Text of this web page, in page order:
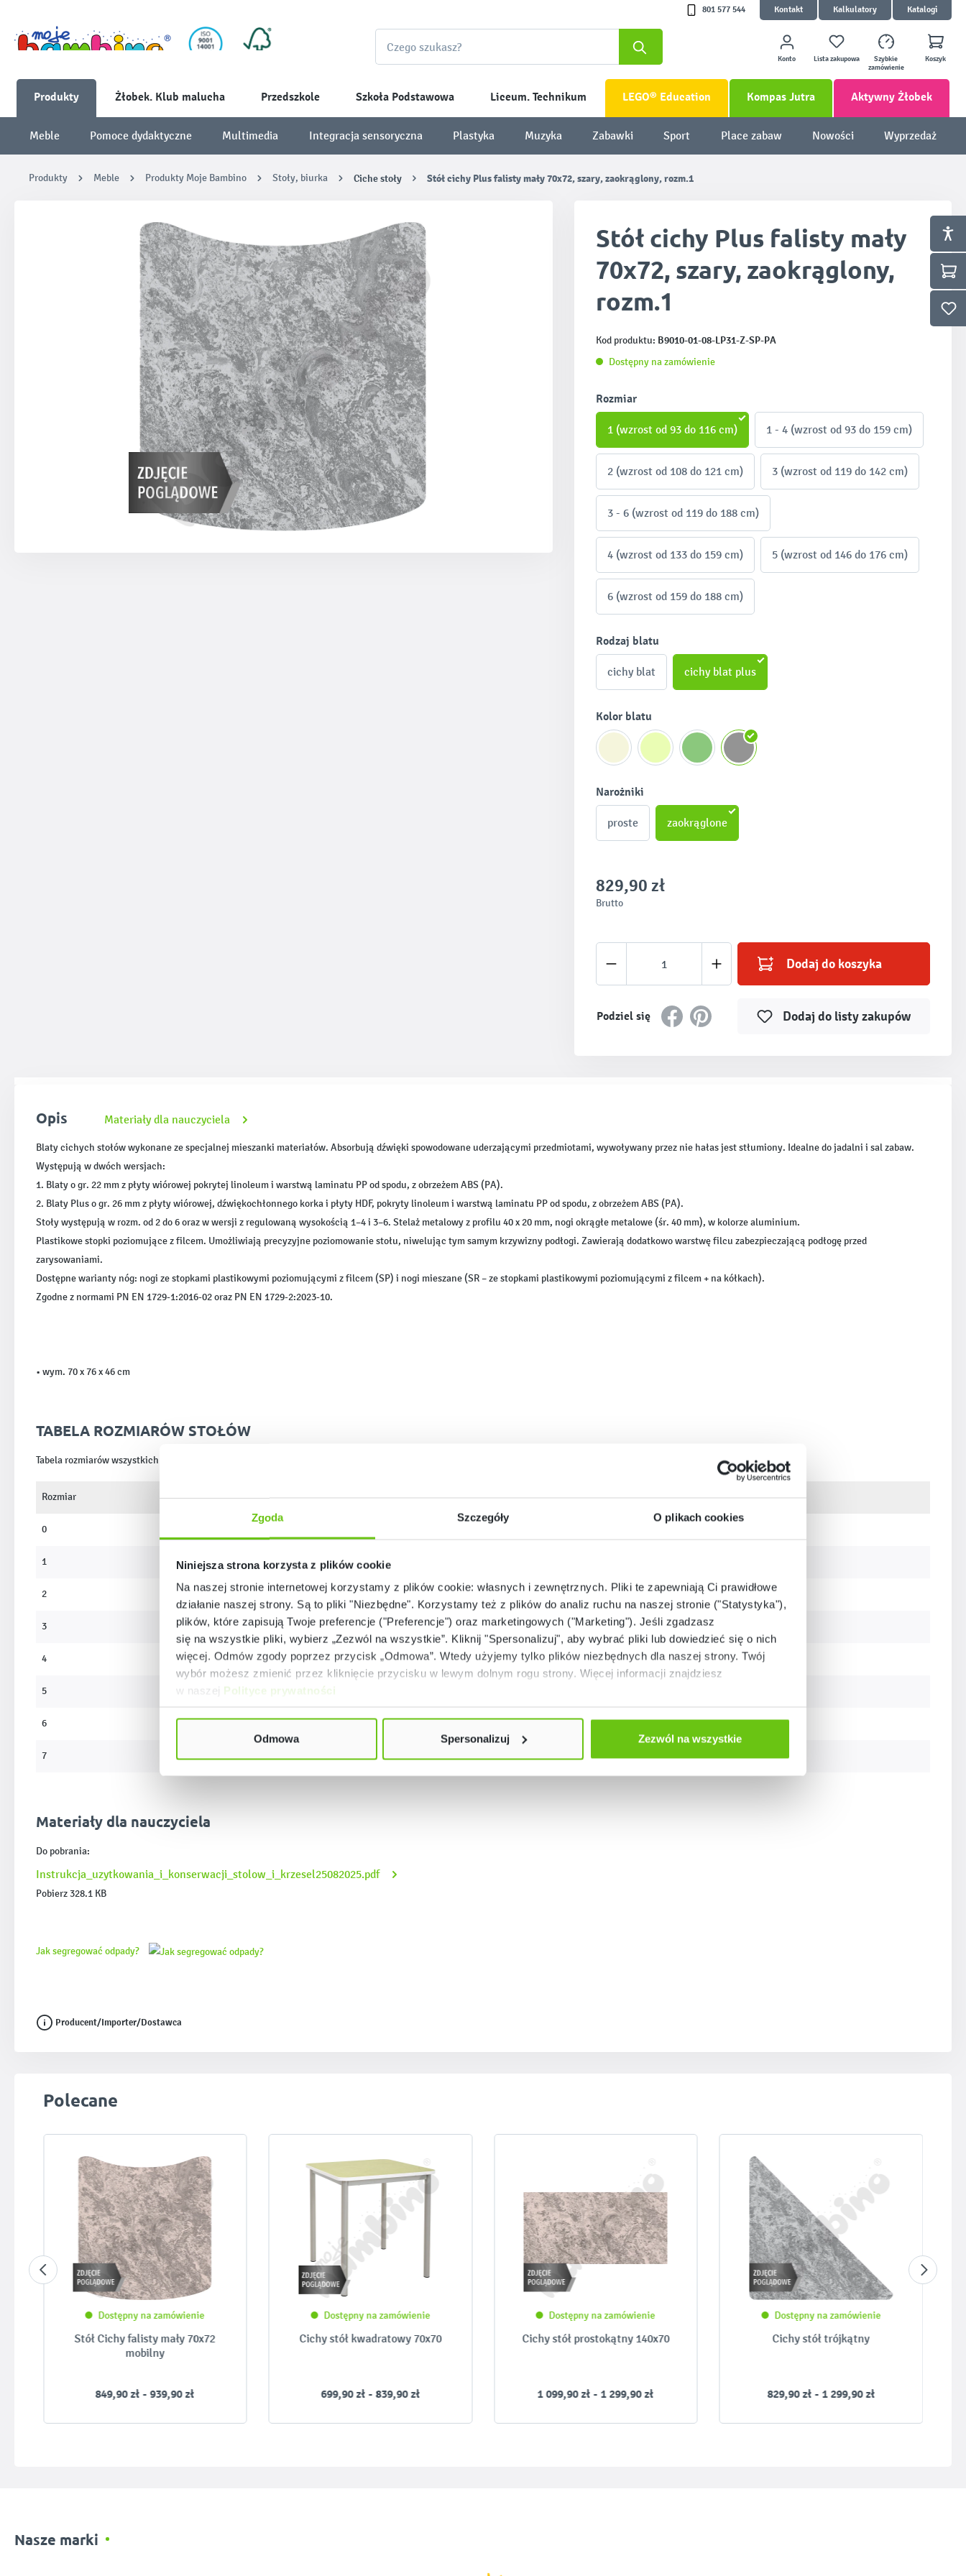
Zgoda Szczegóły O plikach cookies
Niniejsza strona korzysta z plików cookie
Na naszej stronie internetowej korzystamy z plików cookie: własnych i zewnętrznych. Pliki te zapewniają Ci prawidłowe
działanie naszej strony. Są to pliki "Niezbędne". Korzystamy też z plików do analiz ruchu na naszej stronie ("Statystyka"),
plików, które zapisują Twoje preferencje ("Preferencje") oraz marketingowych ("Marketing"). Jeśli zgadzasz
się na wszystkie pliki, wybierz „Zezwól na wszystkie”. Kliknij "Spersonalizuj", aby wybrać pliki lub dowiedzieć się o nich
więcej. Odmów zgody poprzez przycisk „Odmowa”. Wtedy użyjemy tylko plików niezbędnych dla naszej strony. Twój
wybór możesz zmienić przez kliknięcie przycisku w lewym dolnym rogu strony. Więcej informacji znajdziesz
w naszej Polityce prywatności
Odmowa Spersonalizuj Zezwól na wszystkie
801 577 544 Kontakt Kalkulatory Katalogi
Konto Lista zakupowa
Szybkie
zamówienie
Koszyk
Produkty Żłobek. Klub malucha Przedszkole Szkoła Podstawowa Liceum. Technikum LEGO® Education Kompas Jutra Aktywny Żłobek
Meble Pomoce dydaktyczne Multimedia Integracja sensoryczna Plastyka Muzyka Zabawki Sport Place zabaw Nowości Wyprzedaż
Produkty Meble Produkty Moje Bambino Stoły, biurka Ciche stoły Stół cichy Plus falisty mały 70x72, szary, zaokrąglony, rozm.1
Stół cichy Plus falisty mały
70x72, szary, zaokrąglony,
rozm.1
Kod produktu: B9010-01-08-LP31-Z-SP-PA
Dostępny na zamówienie
Wybierz
Rozmiar
1 (wzrost od 93 do 116 cm) 1 - 4 (wzrost od 93 do 159 cm)
2 (wzrost od 108 do 121 cm) 3 (wzrost od 119 do 142 cm)
3 - 6 (wzrost od 119 do 188 cm)
4 (wzrost od 133 do 159 cm) 5 (wzrost od 146 do 176 cm)
6 (wzrost od 159 do 188 cm)
Wybierz
Rodzaj blatu
cichy blat cichy blat plus
Wybierz
Kolor blatu
Wybierz
Narożniki
proste zaokrąglone
829,90 zł
Brutto
Ilość produktu: Wprowadź żądaną ilość lub użyj
Dodaj do koszyka
Podziel się Dodaj do listy zakupów
Opis Materiały dla nauczyciela
Blaty cichych stołów wykonane ze specjalnej mieszanki materiałów. Absorbują dźwięki spowodowane uderzającymi przedmiotami, wywoływany przez nie hałas jest stłumiony. Idealne do jadalni i sal zabaw.
Występują w dwóch wersjach:
1. Blaty o gr. 22 mm z płyty wiórowej pokrytej linoleum i warstwą laminatu PP od spodu, z obrzeżem ABS (PA).
2. Blaty Plus o gr. 26 mm z płyty wiórowej, dźwiękochłonnego korka i płyty HDF, pokryty linoleum i warstwą laminatu PP od spodu, z obrzeżem ABS (PA).
Stoły występują w rozm. od 2 do 6 oraz w wersji z regulowaną wysokością 1–4 i 3–6. Stelaż metalowy z profilu 40 x 20 mm, nogi okrągłe metalowe (śr. 40 mm), w kolorze aluminium.
Plastikowe stopki poziomujące z filcem. Umożliwiają precyzyjne poziomowanie stołu, niwelując tym samym krzywizny podłogi. Zawierają dodatkowo warstwę filcu zabezpieczającą podłogę przed
zarysowaniami.
Dostępne warianty nóg: nogi ze stopkami plastikowymi poziomującymi z filcem (SP) i nogi mieszane (SR – ze stopkami plastikowymi poziomującymi z filcem + na kółkach).
Zgodne z normami PN EN 1729-1:2016-02 oraz PN EN 1729-2:2023-10.
• wym. 70 x 76 x 46 cm
TABELA ROZMIARÓW STOŁÓW
Tabela rozmiarów wszystkich stołów dostępnych w ofercie Moje Bambino wg normy PN EN 1729-1:2016-02, PN EN 1729-2:2023-10
Rozmiar Wys. stołów
0
1 46 cm od 93 do 116 cm
2 53 cm od 108 do 121 cm Przedszkole
3 59 cm od 119 do 142 cm Przedszkole
4 64 cm od 133 do 159 cm Szkoła
5 71 cm
6 76 cm od 159 do 188 cm Szkoła
7 82 cm od 174 do 207 cm Szkoła
Materiały dla nauczyciela
Do pobrania:
Instrukcja_uzytkowania_i_konserwacji_stolow_i_krzesel25082025.pdf
Pobierz 328.1 KB
Jak segregować odpady?
Producent/Importer/Dostawca
Pomiń galerię produktów
Polecane
Dostępny na zamówienie
Stół Cichy falisty mały 70x72
mobilny
849,90 zł - 939,90 zł
Dostępny na zamówienie
Cichy stół kwadratowy 70x70
699,90 zł - 839,90 zł
Dostępny na zamówienie
Cichy stół prostokątny 140x70
1 099,90 zł - 1 299,90 zł
Dostępny na zamówienie
Cichy stół trójkątny
829,90 zł - 1 299,90 zł
Nasze marki